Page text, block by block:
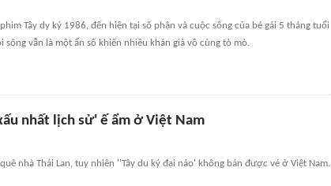
Tây dy ký 1986, đến hiện tại số phận và cuộc sống của bé gái 5 tháng tuổi
sông vẫn là một ẩn số khiến nhiều khán giả vô cùng tò mò.
nhất lịch sử' ế ẩm ở Việt Nam
nhà Thái Lan, tuy nhiên ''Tây du ký đại náo' không bán được vé ở Việt Nam.